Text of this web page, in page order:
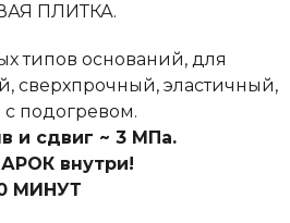
ПЛИТКА.
типов оснований, для
сверхпрочный, эластичный,
подогревом.
и сдвиг ~ 3 МПа.
внутри!
МИНУТ